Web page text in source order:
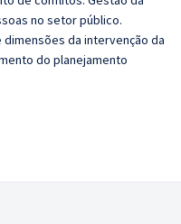
no setor público.
dimensões da intervenção da
do planejamento